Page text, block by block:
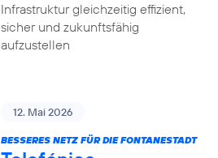
Infrastruktur gleichzeitig effizient,
sicher und zukunftsfähig
aufzustellen
12. Mai 2026
BESSERES NETZ FÜR DIE FONTANESTADT